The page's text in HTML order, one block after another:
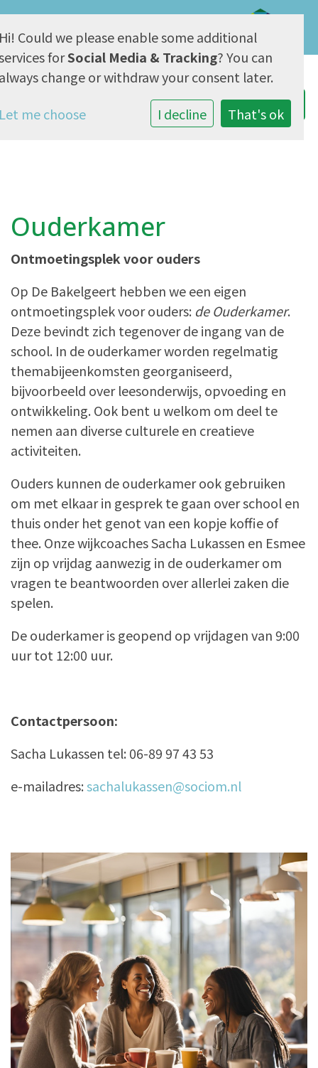
AVG & Privacy
Ouderkamer
Ontmoetingsplek voor ouders
Op De Bakelgeert hebben we een eigen
ontmoetingsplek voor ouders: de Ouderkamer.
Deze bevindt zich tegenover de ingang van de
school. In de ouderkamer worden regelmatig
themabijeenkomsten georganiseerd,
bijvoorbeeld over leesonderwijs, opvoeding en
ontwikkeling. Ook bent u welkom om deel te
nemen aan diverse culturele en creatieve
activiteiten.
Ouders kunnen de ouderkamer ook gebruiken
om met elkaar in gesprek te gaan over school en
thuis onder het genot van een kopje koffie of
thee. Onze wijkcoaches Sacha Lukassen en Esmee
zijn op vrijdag aanwezig in de ouderkamer om
vragen te beantwoorden over allerlei zaken die
spelen.
De ouderkamer is geopend op vrijdagen van 9:00
uur tot 12:00 uur.
Contactpersoon:
Sacha Lukassen tel: 06-89 97 43 53
e-mailadres:sachalukassen@sociom.nl
Could we please enable some additional
forSocial Media & Tracking? You can
change or withdraw your consent later.
me choose
I decline That's ok